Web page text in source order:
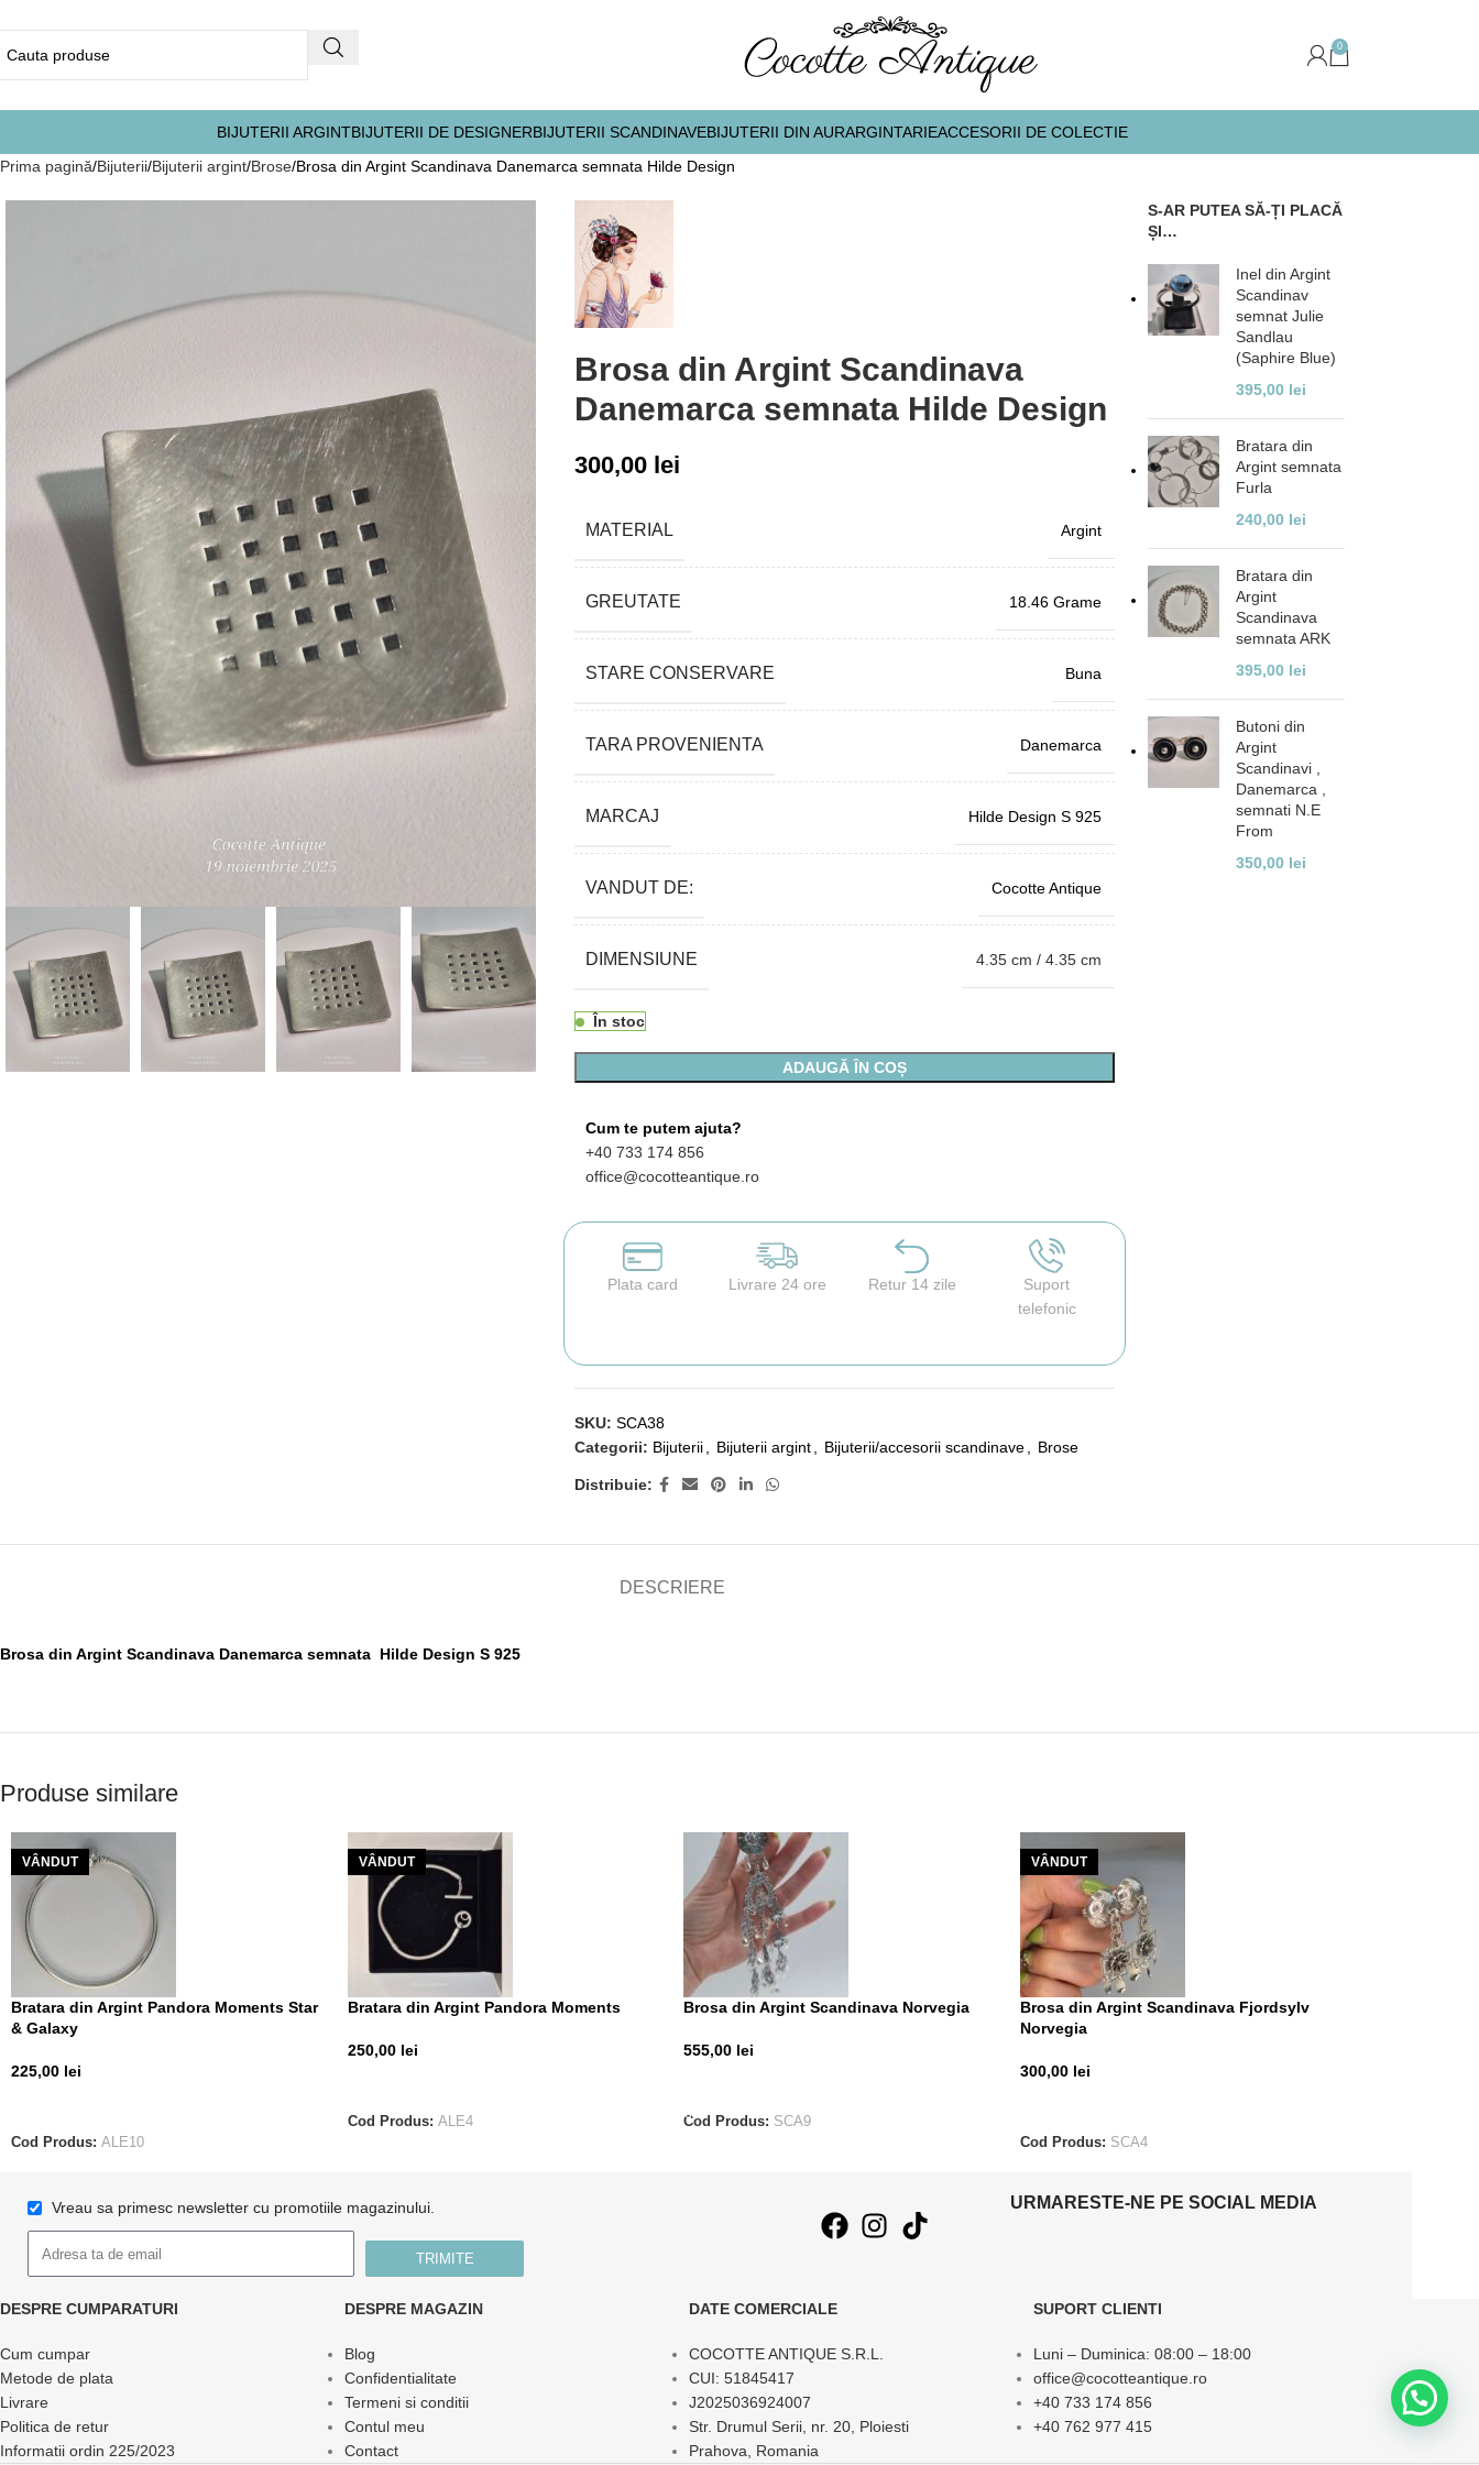
0
BIJUTERII ARGINTBIJUTERII DE DESIGNERBIJUTERII SCANDINAVEBIJUTERII DIN AURARGINTARIEACCESORII DE COLECTIE
Prima pagină Bijuterii Bijuterii argint Brose Brosa din Argint Scandinava Danemarca semnata Hilde Design
Brosa din Argint Scandinava
Danemarca semnata Hilde Design
300,00 lei
MATERIAL Argint
GREUTATE 18.46 Grame
STARE CONSERVARE Buna
TARA PROVENIENTA Danemarca
MARCAJ Hilde Design S 925
VANDUT DE: Cocotte Antique
DIMENSIUNE 4.35 cm / 4.35 cm
În stoc
ADAUGĂ ÎN COȘ
Cum te putem ajuta?
+40 733 174 856
office@cocotteantique.ro
Plata card Livrare 24 ore Retur 14 zile
Suport
telefonic
SKU: SCA38
Categorii: Bijuterii Bijuterii argint Bijuterii/accesorii scandinave Brose
Distribuie:
S-AR PUTEA SĂ-ȚI PLACĂ
ȘI…
Inel din Argint
Scandinav
semnat Julie
Sandlau
(Saphire Blue)
395,00 lei
Bratara din
Argint semnata
Furla
240,00 lei
Bratara din
Argint
Scandinava
semnata ARK
395,00 lei
Butoni din
Argint
Scandinavi ,
Danemarca ,
semnati N.E
From
350,00 lei
DESCRIERE
Brosa din Argint Scandinava Danemarca semnata Hilde Design S 925
Produse similare
VÂNDUT
Bratara din Argint Pandora Moments Star
& Galaxy
225,00 lei
Cod Produs: ALE10
VÂNDUT
Bratara din Argint Pandora Moments
250,00 lei
Cod Produs: ALE4
Brosa din Argint Scandinava Norvegia
555,00 lei
Cod Produs: SCA9
VÂNDUT
Brosa din Argint Scandinava Fjordsylv
Norvegia
300,00 lei
Cod Produs: SCA4
Vreau sa primesc newsletter cu promotiile magazinului.
TRIMITE
URMARESTE-NE PE SOCIAL MEDIA
DESPRE CUMPARATURI
Cum cumpar
Metode de plata
Livrare
Politica de retur
Informatii ordin 225/2023
DESPRE MAGAZIN
Blog
Confidentialitate
Termeni si conditii
Contul meu
Contact
DATE COMERCIALE
COCOTTE ANTIQUE S.R.L.
CUI: 51845417
J2025036924007
Str. Drumul Serii, nr. 20, Ploiesti
Prahova, Romania
SUPORT CLIENTI
Luni – Duminica: 08:00 – 18:00
office@cocotteantique.ro
+40 733 174 856
+40 762 977 415